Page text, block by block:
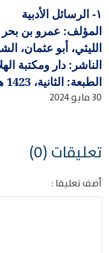
١-
الرسائل الأدبية
المؤلف: عمرو بن بحر
الليثي، أبو عثمان،
الناشر: دار ومكتبة
الطبعة: الثانية، 1423 هـ
30 مايو 2024
تعليقات (0)
أضف تعليقا :